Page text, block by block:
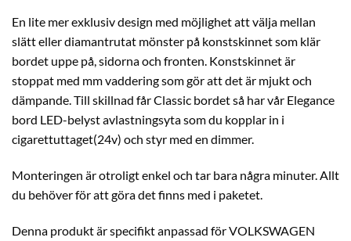
En lite mer exklusiv design med möjlighet att välja mellan
slätt eller diamantrutat mönster på konstskinnet som klär
bordet uppe på, sidorna och fronten. Konstskinnet är
stoppat med mm vaddering som gör att det är mjukt och
dämpande. Till skillnad får Classic bordet så har vår Elegance
bord LED-belyst avlastningsyta som du kopplar in i
cigarettuttaget(24v) och styr med en dimmer.
Monteringen är otroligt enkel och tar bara några minuter. Allt
du behöver för att göra det finns med i paketet.
Denna produkt är specifikt anpassad för VOLKSWAGEN